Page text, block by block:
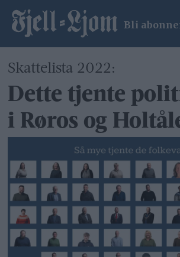
Bli
Skattelista 2022:
Dette tjente
i Røros og